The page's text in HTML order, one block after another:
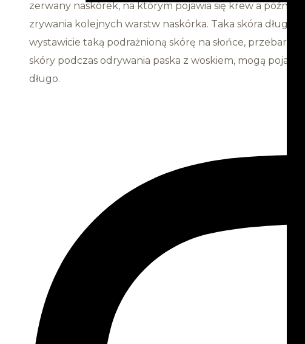
zerwany naskórek, na którym pojawia się krew a
zrywania kolejnych warstw naskórka. Taka skóra długo
wystawicie taką podrażnioną skórę na słońce,
skóry podczas odrywania paska z woskiem, mogą
długo.